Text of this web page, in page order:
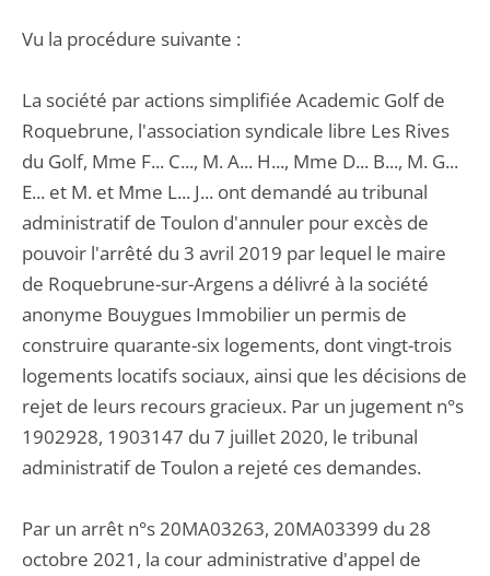
Vu la procédure suivante :
La société par actions simplifiée Academic Golf de
Roquebrune, l'association syndicale libre Les Rives
du Golf, Mme F... C..., M. A... H..., Mme D... B..., M. G...
E... et M. et Mme L... J... ont demandé au tribunal
administratif de Toulon d'annuler pour excès de
pouvoir l'arrêté du 3 avril 2019 par lequel le maire
de Roquebrune-sur-Argens a délivré à la société
anonyme Bouygues Immobilier un permis de
construire quarante-six logements, dont vingt-trois
logements locatifs sociaux, ainsi que les décisions de
rejet de leurs recours gracieux. Par un jugement n°s
1902928, 1903147 du 7 juillet 2020, le tribunal
administratif de Toulon a rejeté ces demandes.
Par un arrêt n°s 20MA03263, 20MA03399 du 28
octobre 2021, la cour administrative d'appel de